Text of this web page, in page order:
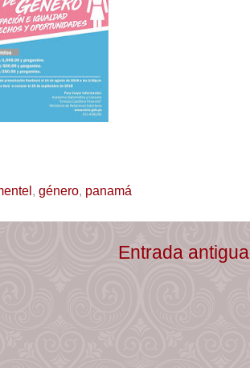
, género, panamá
Entrada antigua